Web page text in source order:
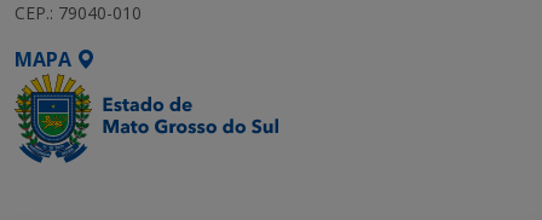
CEP.: 79040-010
MAPA